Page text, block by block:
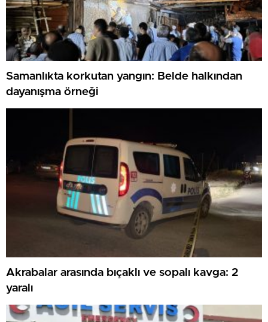
Samanlıkta korkutan yangın: Belde halkından
dayanışma örneği
Akrabalar arasında bıçaklı ve sopalı kavga: 2
yaralı